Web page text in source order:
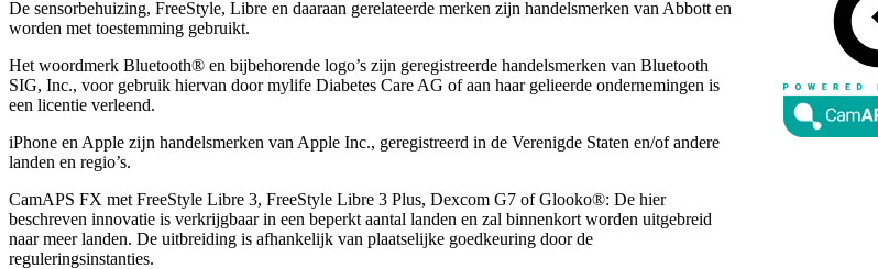
De sensorbehuizing, FreeStyle, Libre en daaraan gerelateerde merken zijn handelsmerken van Abbott en
worden met toestemming gebruikt.
Het woordmerk Bluetooth® en bijbehorende logo’s zijn geregistreerde handelsmerken van Bluetooth
SIG, Inc., voor gebruik hiervan door mylife Diabetes Care AG of aan haar gelieerde ondernemingen is
een licentie verleend.
iPhone en Apple zĳn handelsmerken van Apple Inc., geregistreerd in de Verenigde Staten en/of andere
landen en regio’s.
CamAPS FX met FreeStyle Libre 3, FreeStyle Libre 3 Plus, Dexcom G7 of Glooko®: De hier
beschreven innovatie is verkrijgbaar in een beperkt aantal landen en zal binnenkort worden uitgebreid
naar meer landen. De uitbreiding is afhankelijk van plaatselijke goedkeuring door de
reguleringsinstanties.